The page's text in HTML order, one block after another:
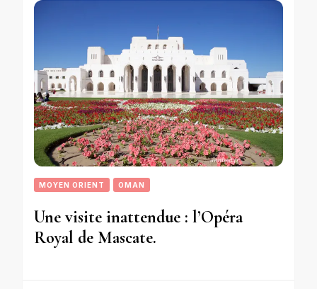
MOYEN ORIENT OMAN
Une visite inattendue : l’Opéra
Royal de Mascate.